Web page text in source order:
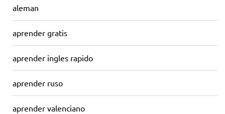
aleman
aprender gratis
aprender ingles rapido
aprender ruso
aprender valenciano